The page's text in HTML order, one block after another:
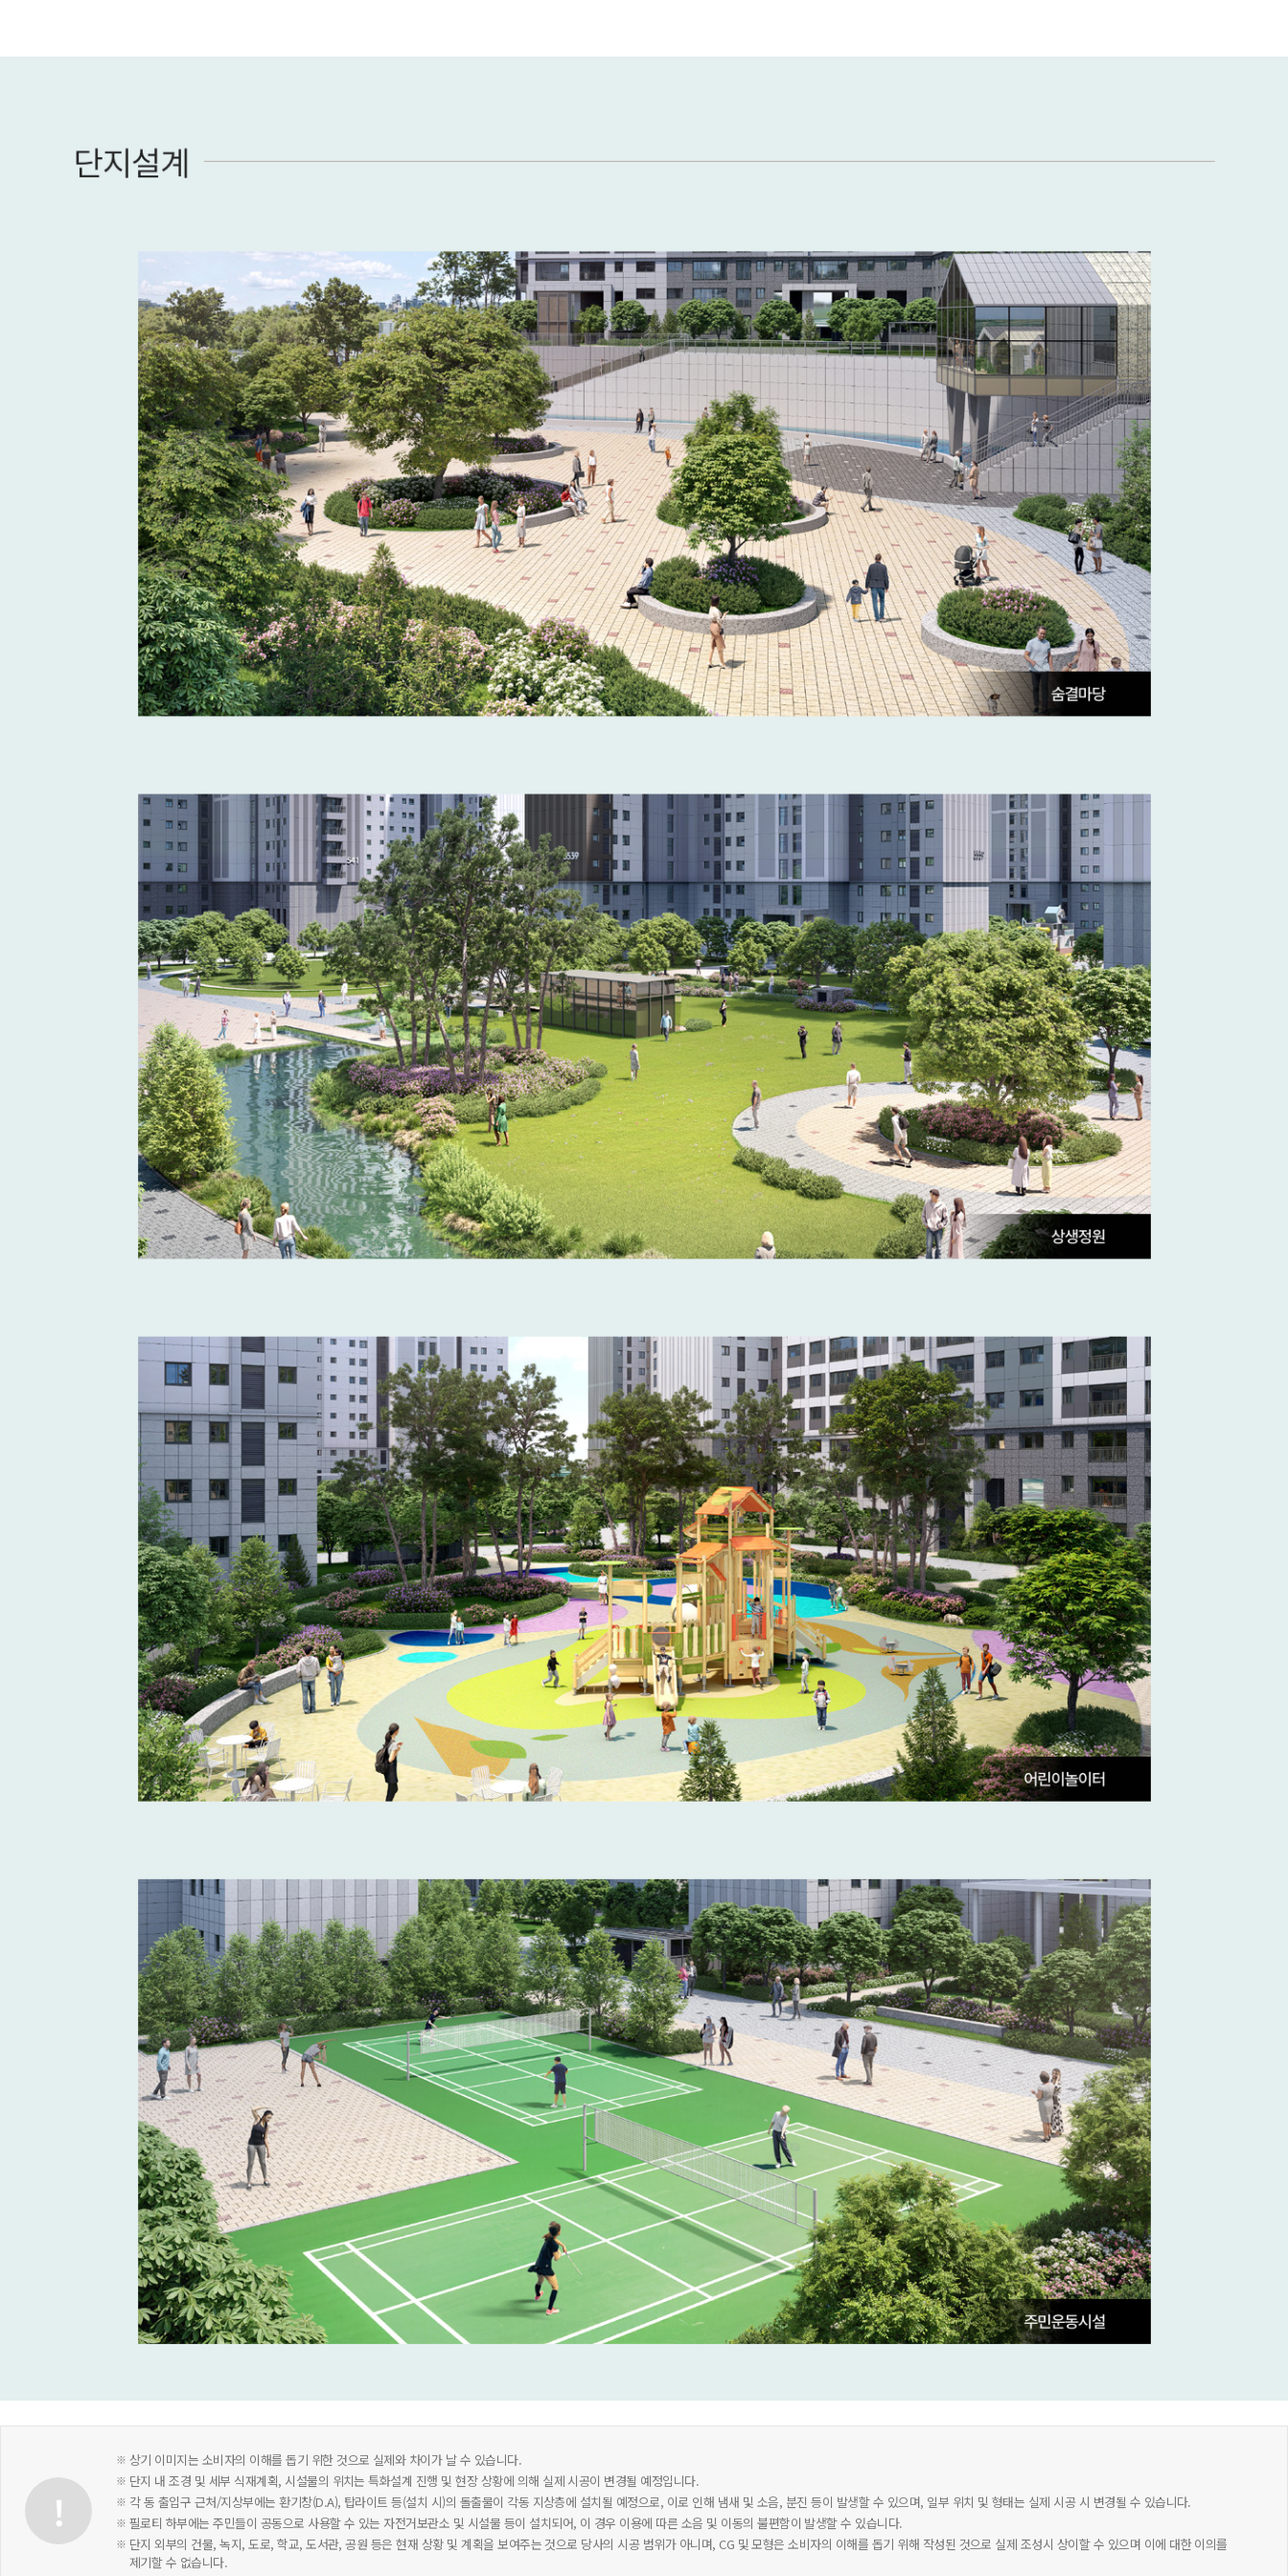
상기 이미지는 소비자의 이해를 돕기 위한 것으로 실제와 차이가 날 수 있습니다.
단지 내 조경 및 세부 식재계획, 시설물의 위치는 특화설계 진행 및 현장 상황에 의해 실제 시공이 변경될 예정입니다.
각 동 출입구 근처/지상부에는 환기창(D.A), 탑라이트 등(설치 시)의 돌출물이 각동 지상층에 설치될 예정으로, 이로 인해 냄새 및 소음, 분진 등이 발생할 수 있으며, 일부 위치 및 형태는 실제 시공 시 변경될 수 있습니다.
필로티 하부에는 주민들이 공동으로 사용할 수 있는 자전거보관소 및 시설물 등이 설치되어, 이 경우 이용에 따른 소음 및 이동의 불편함이 발생할 수 있습니다.
단지 외부의 건물, 녹지, 도로, 학교, 도서관, 공원 등은 현재 상황 및 계획을 보여주는 것으로 당사의 시공 범위가 아니며, CG 및 모형은 소비자의 이해를 돕기 위해 작성된 것으로 실제 조성시 상이할 수 있으며 이에 대한 이의를
제기할 수 없습니다.